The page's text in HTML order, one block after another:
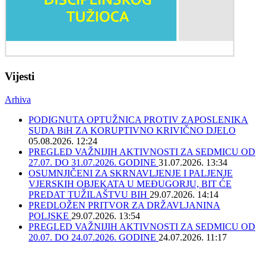
Vijesti
Arhiva
PODIGNUTA OPTUŽNICA PROTIV ZAPOSLENIKA
SUDA BiH ZA KORUPTIVNO KRIVIČNO DJELO
05.08.2026. 12:24
PREGLED VAŽNIJIH AKTIVNOSTI ZA SEDMICU OD
27.07. DO 31.07.2026. GODINE 31.07.2026. 13:34
OSUMNJIČENI ZA SKRNAVLJENJE I PALJENJE
VJERSKIH OBJEKATA U MEĐUGORJU, BIT ĆE
PREDAT TUŽILAŠTVU BIH 29.07.2026. 14:14
PREDLOŽEN PRITVOR ZA DRŽAVLJANINA
POLJSKE 29.07.2026. 13:54
PREGLED VAŽNIJIH AKTIVNOSTI ZA SEDMICU OD
20.07. DO 24.07.2026. GODINE 24.07.2026. 11:17